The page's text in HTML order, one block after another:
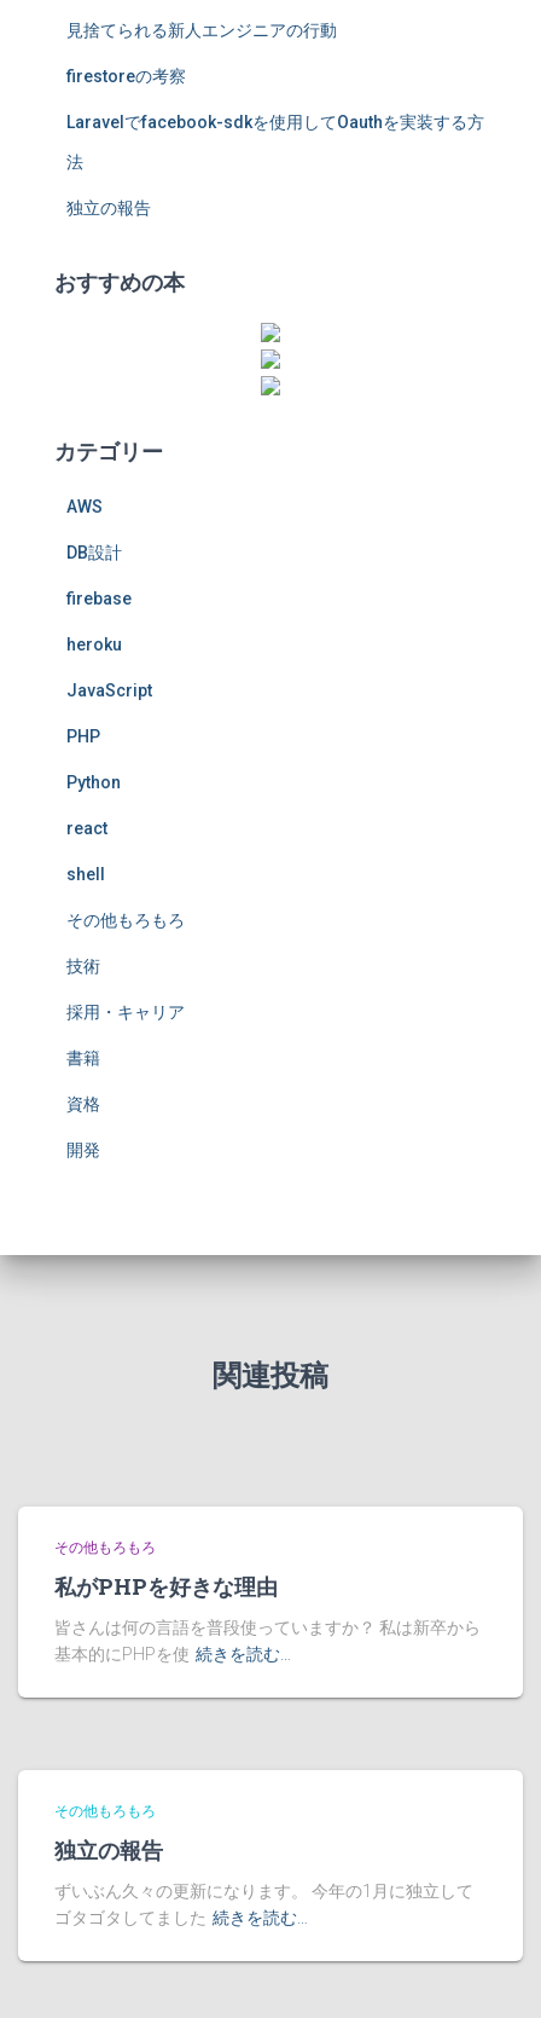
見捨てられる新人エンジニアの行動
firestoreの考察
Laravelでfacebook-sdkを使用してOauthを実装する方
法
独立の報告
おすすめの本
カテゴリー
AWS
DB設計
firebase
heroku
JavaScript
PHP
Python
react
shell
その他もろもろ
技術
採用・キャリア
書籍
資格
開発
関連投稿
その他もろもろ
私がPHPを好きな理由
皆さんは何の言語を普段使っていますか？ 私は新卒から
基本的にPHPを使 続きを読む…
その他もろもろ
独立の報告
ずいぶん久々の更新になります。 今年の1月に独立して
ゴタゴタしてました 続きを読む…